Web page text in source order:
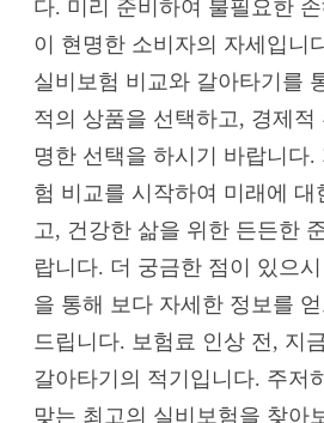
다. 미리 준비하여 불필요한
이 현명한 소비자의 자세입니
실비보험 비교와 갈아타기를
적의 상품을 선택하고, 경제적
명한 선택을 하시기 바랍니다.
험 비교를 시작하여 미래에 대
고, 건강한 삶을 위한 든든한
랍니다. 더 궁금한 점이 있으
을 통해 보다 자세한 정보를
드립니다. 보험료 인상 전, 지
갈아타기의 적기입니다. 주저
맞는 최고의 실비보험을 찾아